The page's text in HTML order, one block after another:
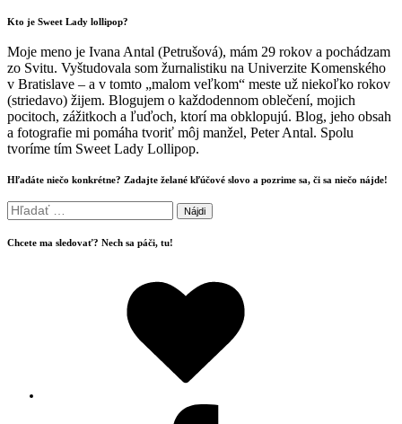
Kto je Sweet Lady lollipop?
Moje meno je Ivana Antal (Petrušová), mám 29 rokov a pochádzam
zo Svitu. Vyštudovala som žurnalistiku na Univerzite Komenského
v Bratislave – a v tomto „malom veľkom“ meste už niekoľko rokov
(striedavo) žijem. Blogujem o každodennom oblečení, mojich
pocitoch, zážitkoch a ľuďoch, ktorí ma obklopujú. Blog, jeho obsah
a fotografie mi pomáha tvoriť môj manžel, Peter Antal. Spolu
tvoríme tím Sweet Lady Lollipop.
Hľadáte niečo konkrétne? Zadajte želané kľúčové slovo a pozrime sa, či sa niečo nájde!
Hľadať:
Chcete ma sledovať? Nech sa páči, tu!